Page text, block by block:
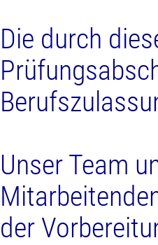
Die durch
Unser Team
der